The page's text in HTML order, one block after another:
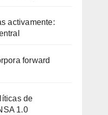
activamente:
forward
de
1.0